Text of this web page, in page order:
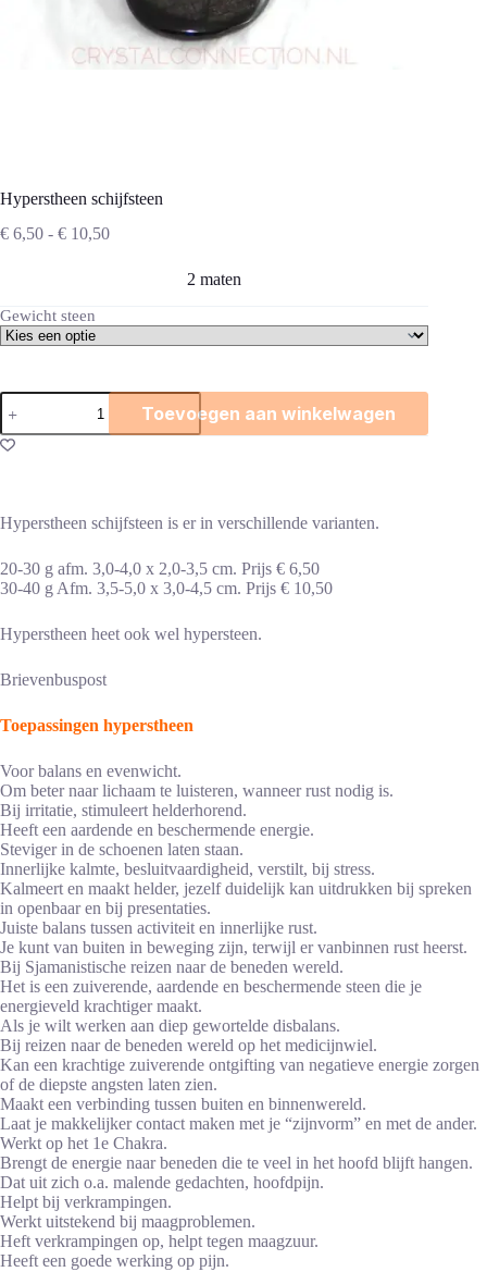
Hyperstheen schijfsteen
€ 6,50 - € 10,50Prijsklasse:
2 maten
Gewicht steen
Hyperstheen
schijfsteen
aantal
Toevoegen aan winkelwagen
Hyperstheen schijfsteen is er in verschillende varianten.
20-30 g afm. 3,0-4,0 x 2,0-3,5 cm. Prijs € 6,50
30-40 g Afm. 3,5-5,0 x 3,0-4,5 cm. Prijs € 10,50
Hyperstheen heet ook wel hypersteen.
Brievenbuspost
Toepassingen hyperstheen
Voor balans en evenwicht.
Om beter naar lichaam te luisteren, wanneer rust nodig is.
Bij irritatie, stimuleert helderhorend.
Heeft een aardende en beschermende energie.
Steviger in de schoenen laten staan.
Innerlijke kalmte, besluitvaardigheid, verstilt, bij stress.
Kalmeert en maakt helder, jezelf duidelijk kan uitdrukken bij spreken
in openbaar en bij presentaties.
Juiste balans tussen activiteit en innerlijke rust.
Je kunt van buiten in beweging zijn, terwijl er vanbinnen rust heerst.
Bij Sjamanistische reizen naar de beneden wereld.
Het is een zuiverende, aardende en beschermende steen die je
energieveld krachtiger maakt.
Als je wilt werken aan diep gewortelde disbalans.
Bij reizen naar de beneden wereld op het medicijnwiel.
Kan een krachtige zuiverende ontgifting van negatieve energie zorgen
of de diepste angsten laten zien.
Maakt een verbinding tussen buiten en binnenwereld.
Laat je makkelijker contact maken met je “zijnvorm” en met de ander.
Werkt op het 1e Chakra.
Brengt de energie naar beneden die te veel in het hoofd blijft hangen.
Dat uit zich o.a. malende gedachten, hoofdpijn.
Helpt bij verkrampingen.
Werkt uitstekend bij maagproblemen.
Heft verkrampingen op, helpt tegen maagzuur.
Heeft een goede werking op pijn.